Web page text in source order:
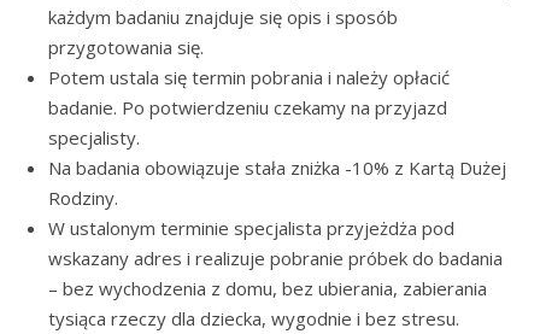
każdym badaniu znajduje się opis i sposób
przygotowania się.
Potem ustala się termin pobrania i należy opłacić
badanie. Po potwierdzeniu czekamy na przyjazd
specjalisty.
Na badania obowiązuje stała zniżka -10% z Kartą Dużej
Rodziny.
W ustalonym terminie specjalista przyjeżdża pod
wskazany adres i realizuje pobranie próbek do badania
– bez wychodzenia z domu, bez ubierania, zabierania
tysiąca rzeczy dla dziecka, wygodnie i bez stresu.